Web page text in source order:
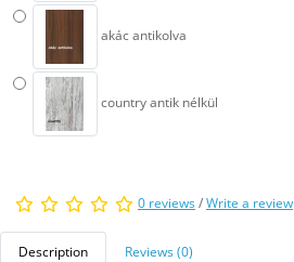
akác antikolva
country antik nélkül
0 reviews/Write a review
Description Reviews (0)